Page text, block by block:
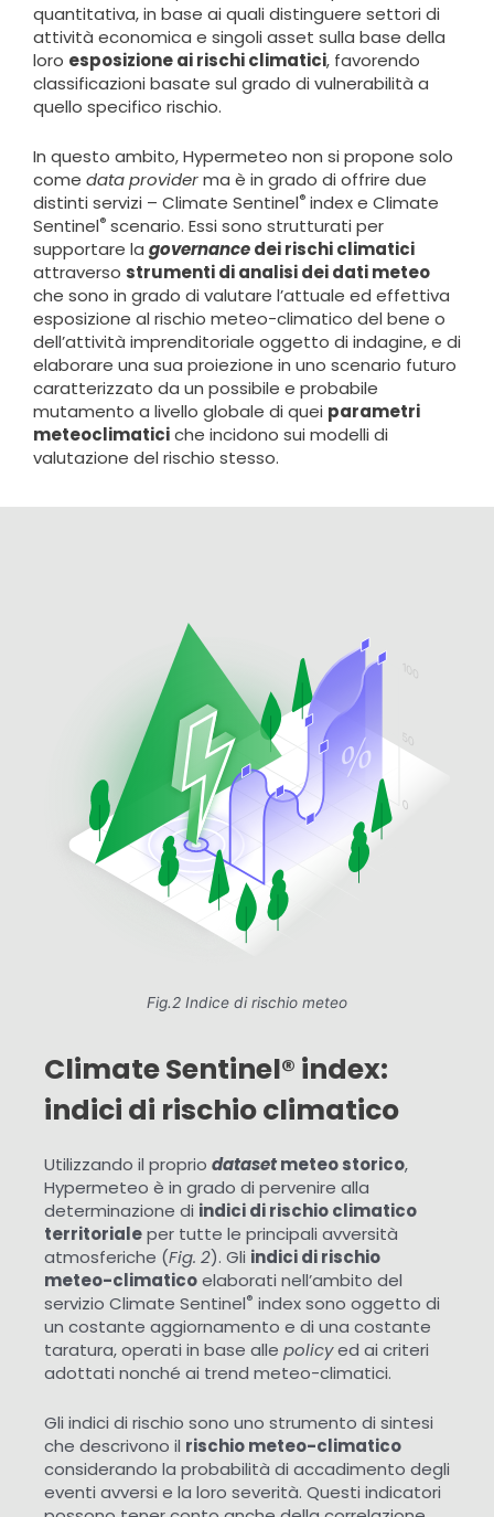
quantitativa, in base ai quali distinguere settori di
attività economica e singoli asset sulla base della
loro esposizione ai rischi climatici, favorendo
classificazioni basate sul grado di vulnerabilità a
quello specifico rischio.
In questo ambito, Hypermeteo non si propone solo
come data providerma è in grado di offrire due
distinti servizi – Climate Sentinel® index e Climate
Sentinel® scenario. Essi sono strutturati per
supportare la governancedei rischi climatici
attraverso strumenti di analisi dei dati meteo
che sono in grado di valutare l’attuale ed effettiva
esposizione al rischio meteo-climatico del bene o
dell’attività imprenditoriale oggetto di indagine, e di
elaborare una sua proiezione in uno scenario futuro
caratterizzato da un possibile e probabile
mutamento a livello globale di quei parametri
meteoclimaticiche incidono sui modelli di
valutazione del rischio stesso.
Fig.2 Indice di rischio meteo
Climate Sentinel® index:
indici di rischio climatico
Utilizzando il proprio datasetmeteo storico,
Hypermeteo è in grado di pervenire alla
determinazione di indici di rischio climatico
territorialeper tutte le principali avversità
atmosferiche (Fig. 2). Gli indici di rischio
meteo-climaticoelaborati nell’ambito del
servizio Climate Sentinel® index sono oggetto di
un costante aggiornamento e di una costante
taratura, operati in base alle policyed ai criteri
adottati nonché ai trend meteo-climatici.
Gli indici di rischio sono uno strumento di sintesi
che descrivono il rischio meteo-climatico
considerando la probabilità di accadimento degli
eventi avversi e la loro severità. Questi indicatori